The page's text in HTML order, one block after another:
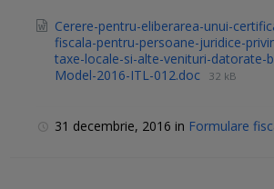
Cerere-pentru-eliberarea-unui-
fiscala-pentru-persoane-juridice-
taxe-locale-si-alte-venituri-datorate-
Model-2016-ITL-012.doc
32 kB
31 decembrie, 2016 in Formulare